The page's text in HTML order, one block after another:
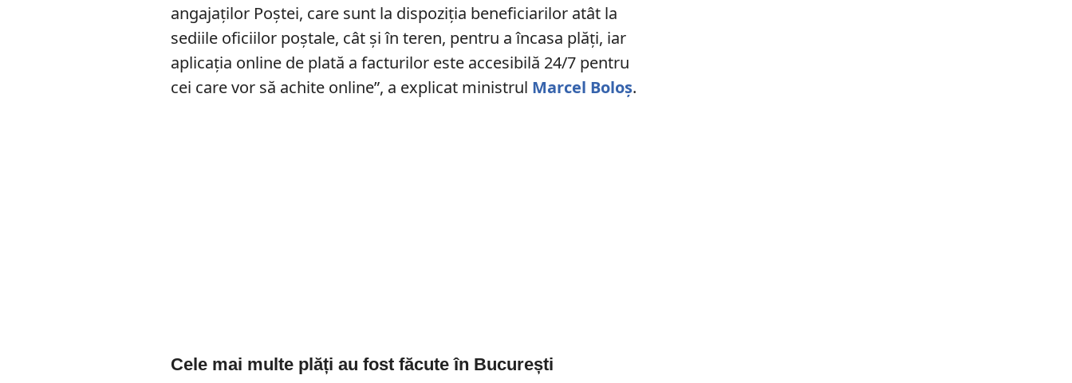
angajaților Poştei, care sunt la dispoziţia beneficiarilor atât la
sediile oficiilor poștale, cât şi în teren, pentru a încasa plăţi, iar
aplicaţia online de plată a facturilor este accesibilă 24/7 pentru
cei care vor să achite online”, a explicat ministrul Marcel Boloş.
Cele mai multe plăți au fost făcute în București